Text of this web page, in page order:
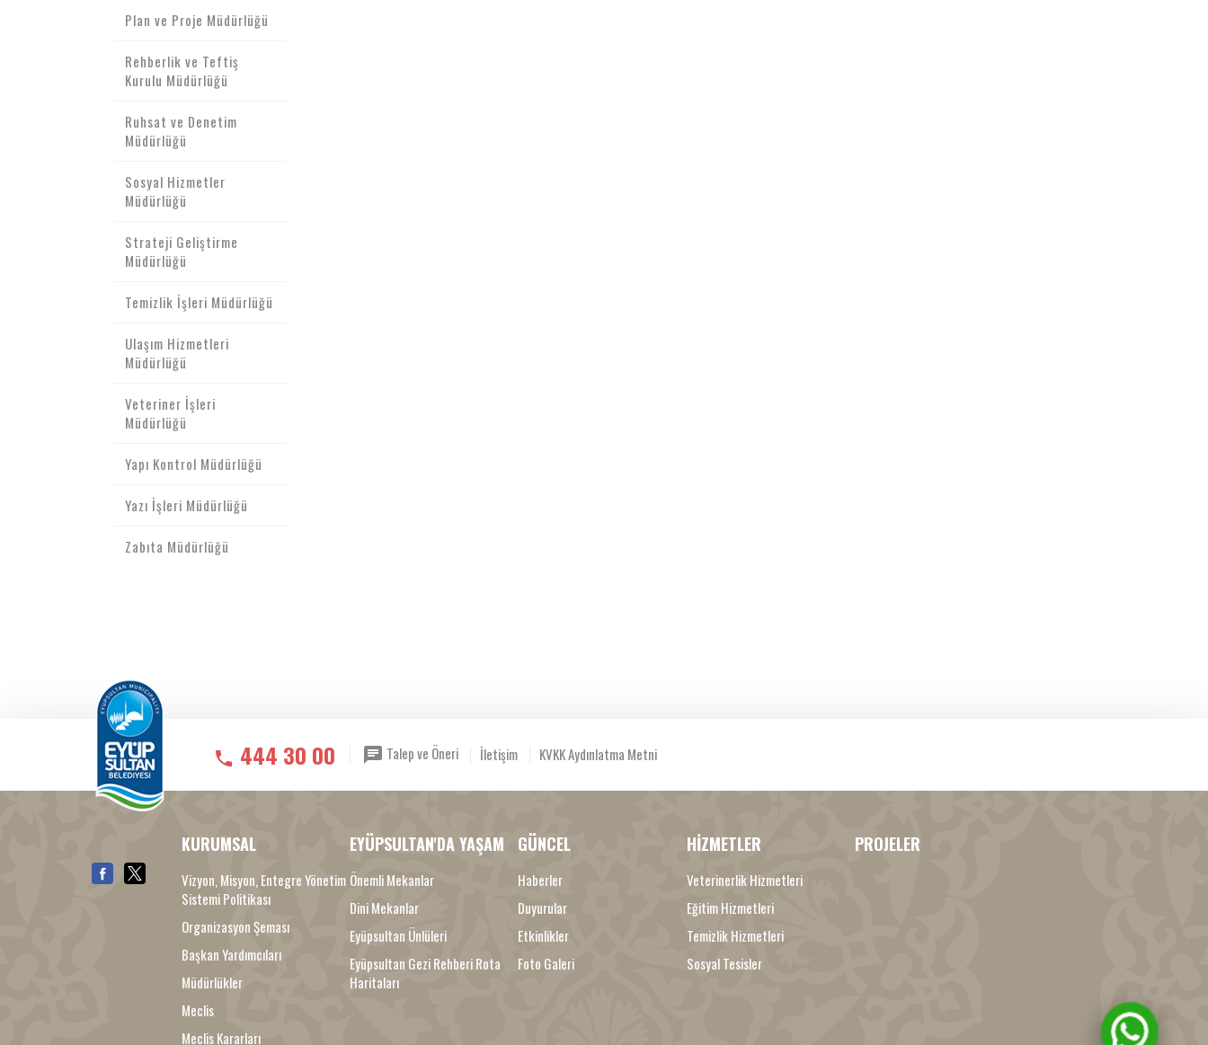
Plan ve Proje Müdürlüğü
Rehberlik ve Teftiş
Kurulu Müdürlüğü
Ruhsat ve Denetim
Müdürlüğü
Sosyal Hizmetler
Müdürlüğü
Strateji Geliştirme
Müdürlüğü
Temizlik İşleri Müdürlüğü
Ulaşım Hizmetleri
Müdürlüğü
Veteriner İşleri
Müdürlüğü
Yapı Kontrol Müdürlüğü
Yazı İşleri Müdürlüğü
Zabıta Müdürlüğü
444 30 00 Talep ve Öneri İletişim KVKK Aydınlatma Metni
KURUMSAL
Vizyon, Misyon, Entegre Yönetim
Sistemi Politikası
Organizasyon Şeması
Başkan Yardımcıları
Müdürlükler
Meclis
Meclis Kararları
EYÜPSULTAN'DA YAŞAM
Önemli Mekanlar
Dini Mekanlar
Eyüpsultan Ünlüleri
Eyüpsultan Gezi Rehberi Rota
Haritaları
GÜNCEL
Haberler
Duyurular
Etkinlikler
Foto Galeri
HİZMETLER
Veterinerlik Hizmetleri
Eğitim Hizmetleri
Temizlik Hizmetleri
Sosyal Tesisler
PROJELER